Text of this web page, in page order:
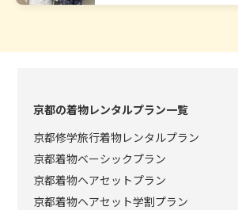
京都の着物レンタルプラン一覧
京都修学旅行着物レンタルプラン
京都着物ベーシックプラン
京都着物ヘアセットプラン
京都着物ヘアセット学割プラン